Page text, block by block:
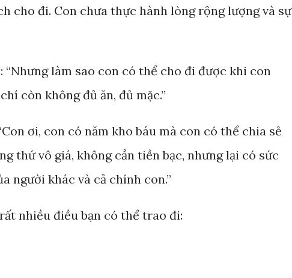
cho đi. Con chưa thực hành lòng rộng lượng và sự
“Nhưng làm sao con có thể cho đi được khi con
còn không đủ ăn, đủ mặc.”
ơi, con có năm kho báu mà con có thể chia sẻ
thứ vô giá, không cần tiền bạc, nhưng lại có sức
người khác và cả chính con.”
nhiều điều bạn có thể trao đi: